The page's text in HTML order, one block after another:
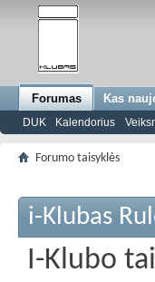
Forumas
DUK Kalendorius
Kas
Forumo taisyklės
i-Klubas
I-Klubo